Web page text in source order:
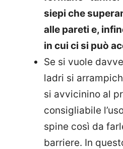
siepi che
alle pareti e,
in cui ci si può
Se si vuole
ladri si
si avvicinino al
consigliabile
spine così da
barriere. In